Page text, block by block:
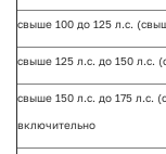
свыше 100 до 125 л.с.
свыше 125 л.с. до 150 л.с.
свыше 150 л.с. до 175 л.с.
включительно